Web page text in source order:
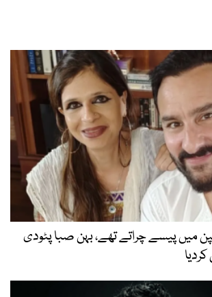
میں پیسے چراتے تھے، بہن صبا پٹودی